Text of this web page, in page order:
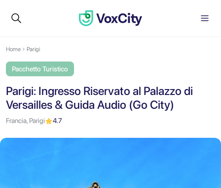
Home Parigi
Pacchetto Turistico
Parigi: Ingresso Riservato al Palazzo di
Versailles & Guida Audio (Go City)
Francia, Parigi 4.7